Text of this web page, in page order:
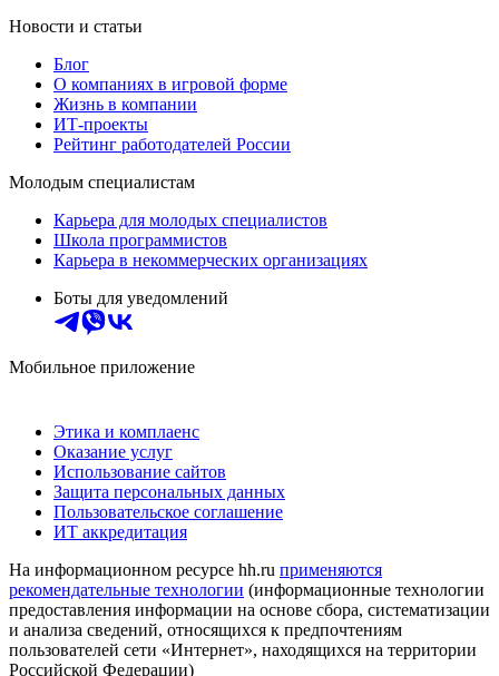
Новости и статьи
Блог
О компаниях в игровой форме
Жизнь в компании
ИТ-проекты
Рейтинг работодателей России
Молодым специалистам
Карьера для молодых специалистов
Школа программистов
Карьера в некоммерческих организациях
Боты для уведомлений
Мобильное приложение
Этика и комплаенс
Оказание услуг
Использование сайтов
Защита персональных данных
Пользовательское соглашение
ИТ аккредитация
На информационном ресурсе hh.ru применяются
рекомендательные технологии (информационные технологии
предоставления информации на основе сбора, систематизации
и анализа сведений, относящихся к предпочтениям
пользователей сети «Интернет», находящихся на территории
Российской Федерации)